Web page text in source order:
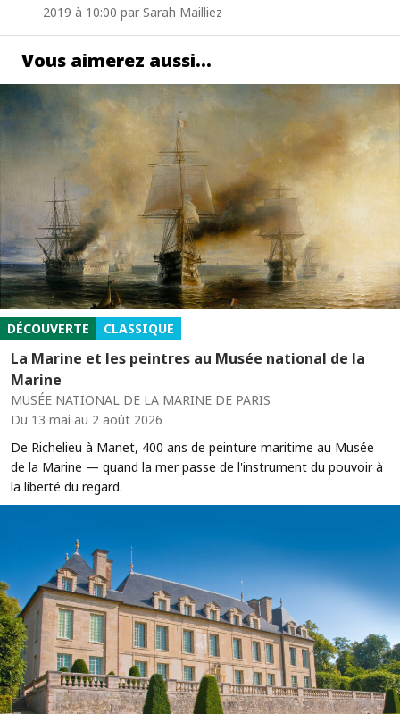
2019 à 10:00 par Sarah Mailliez
Vous aimerez aussi…
DÉCOUVERTE CLASSIQUE
La Marine et les peintres au Musée national de la
Marine
MUSÉE NATIONAL DE LA MARINE DE PARIS
Du 13 mai au 2 août 2026
De Richelieu à Manet, 400 ans de peinture maritime au Musée
de la Marine — quand la mer passe de l'instrument du pouvoir à
la liberté du regard.